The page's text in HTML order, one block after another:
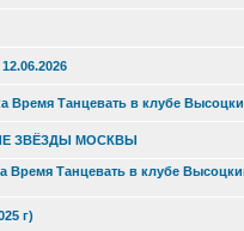
Время Танцевать в клубе
ЗВЁЗДЫ МОСКВЫ
Время Танцевать в клубе
г)